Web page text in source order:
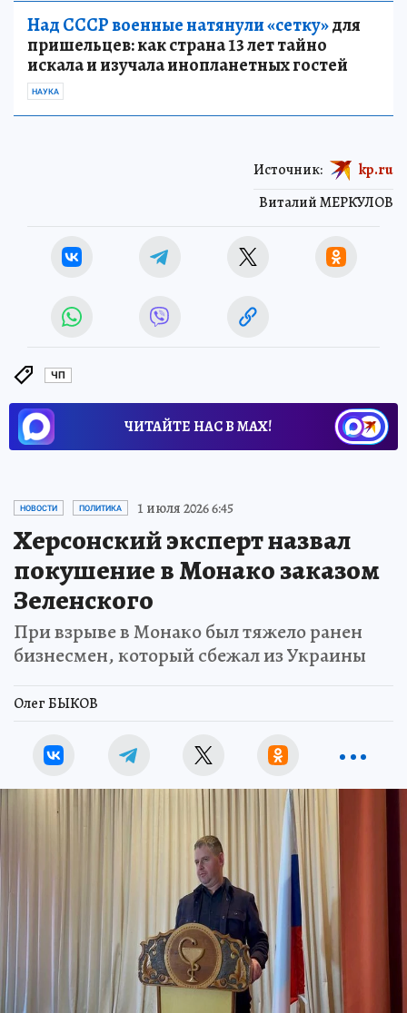
Над СССР военные натянули «сетку»для
пришельцев: как страна 13 лет тайно
искала и изучала инопланетных гостей
НАУКА
Виталий МЕРКУЛОВ
Источник: kp.ru
ЧП
ЧИТАЙТЕ НАС В МАХ!
НОВОСТИ ПОЛИТИКА 1 июля 2026 6:45
Херсонский эксперт назвал
покушение в Монако заказом
Зеленского
При взрыве в Монако был тяжело ранен
бизнесмен, который сбежал из Украины
Олег БЫКОВ